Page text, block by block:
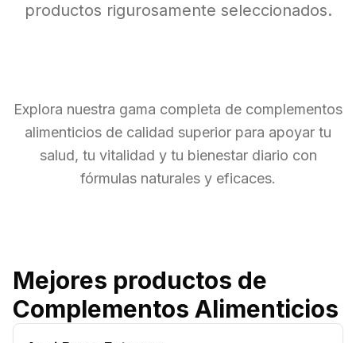
productos rigurosamente seleccionados.
Explora nuestra gama completa de complementos
alimenticios de calidad superior para apoyar tu
salud, tu vitalidad y tu bienestar diario con
fórmulas naturales y eficaces.
Mejores productos de
Complementos Alimenticios